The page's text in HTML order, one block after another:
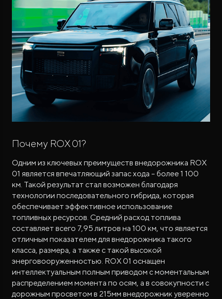
Почему ROX 01?
Одним из ключевых преимуществ внедорожника ROX
01 является впечатляющий запас хода – более 1 100
км. Такой результат стал возможен благодаря
технологии последовательного гибрида, которая
обеспечивает эффективное использование
топливных ресурсов. Средний расход топлива
составляет всего 7,95 литров на 100 км, что является
отличным показателем для внедорожника такого
класса, размера, а также с такой высокой
энерговооруженностью. ROX 01 оснащен
интеллектуальным полным приводом с моментальным
распределением момента по осям, а в совокупности с
дорожным просветом в 215мм внедорожник уверенно